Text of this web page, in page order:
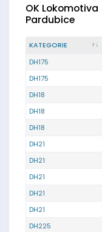
OK Lokomotiva
Pardubice
KATEGORIE
DH175
DH175
DH18
DH18
DH18
DH21
DH21
DH21
DH21
DH21
DH225